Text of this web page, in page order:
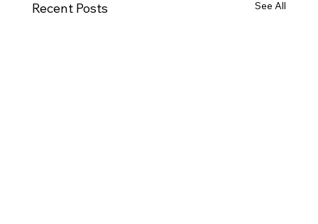
Recent Posts See All